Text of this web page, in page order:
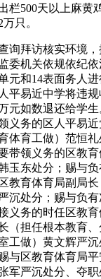
栏500天以上麻黄
只。
拜访核实环境，
委机关依规依纪
元和14表面务人
平易近中学将违规
元如数退还给学
义务的区人平易近
体育工做）范恒
带领义务的区教
玉东处分；赐与
教育体育局副局长
沉处分；赐与负
义务的时任区教
（担任根本教育
工做）黄文辉严
与区教育体育局
军严沉处分、夺